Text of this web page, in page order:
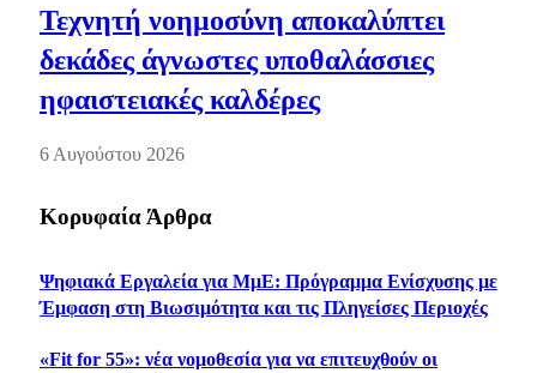
Τεχνητή νοημοσύνη αποκαλύπτει
δεκάδες άγνωστες υποθαλάσσιες
ηφαιστειακές καλδέρες
6 Αυγούστου 2026
Κορυφαία Άρθρα
Ψηφιακά Εργαλεία για ΜμΕ: Πρόγραμμα Ενίσχυσης με
Έμφαση στη Βιωσιμότητα και τις Πληγείσες Περιοχές
«Fit for 55»: νέα νομοθεσία για να επιτευχθούν οι